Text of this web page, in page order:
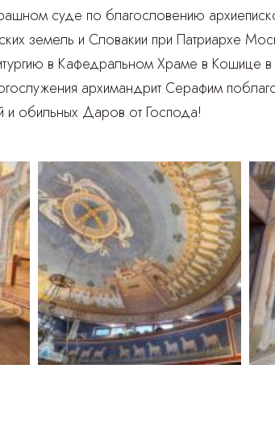
суде по благословению
земель и Словакии при Патриархе
в Кафедральном Храме в Кошице
архимандрит Серафим
обильных Даров от Господа!